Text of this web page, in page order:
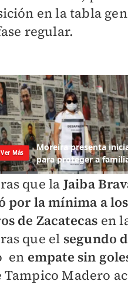
en la tabla
regular.
que laJaiba
por la mínima a los
de Zacatecas en
que el segundo
en empate sin
Tampico Madero